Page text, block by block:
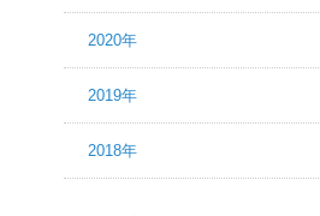
2020年
2019年
2018年